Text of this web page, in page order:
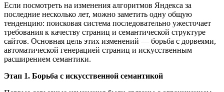
Если посмотреть на изменения алгоритмов Яндекса за
последние несколько лет, можно заметить одну общую
тенденцию: поисковая система последовательно ужесточает
требования к качеству страниц и семантической структуре
сайтов. Основная цель этих изменений — борьба с дорвеями,
автоматической генерацией страниц и искусственным
расширением семантики.
Этап 1. Борьба с искусственной семантикой